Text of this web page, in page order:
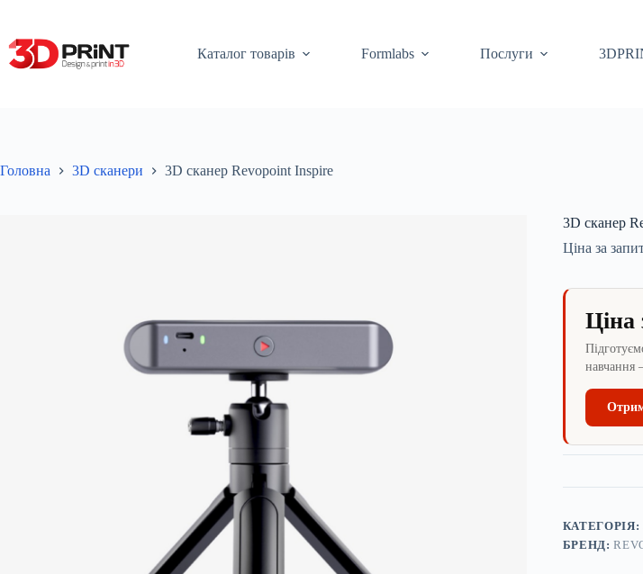
вмісту
Каталог товарів
Formlabs Послуги
Головна 3D сканери 3D сканер Revopoint Inspire
3D сканер
Ціна за
Ціна
навчання
КАТЕГОРІЯ:
БРЕНД: